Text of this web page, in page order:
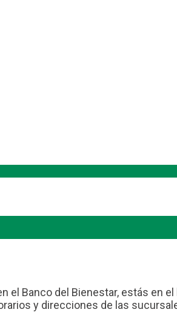
el Banco del Bienestar, estás en
y direcciones de las